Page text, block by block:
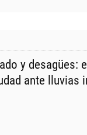
y desagües:
ante lluvias